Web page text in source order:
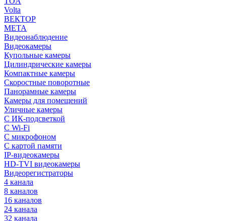
Volta
ВЕКТОР
МЕТА
Видеонаблюдение
Видеокамеры
Купольные камеры
Цилиндрические камеры
Компактные камеры
Скоростные поворотные
Панорамные камеры
Камеры для помещений
Уличные камеры
С ИК-подсветкой
С Wi-Fi
С микрофоном
С картой памяти
IP-видеокамеры
HD-TVI видеокамеры
Видеорегистраторы
4 канала
8 каналов
16 каналов
24 канала
32 канала